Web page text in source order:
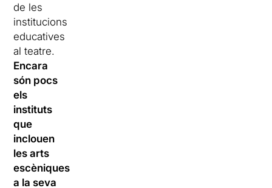
de les
institucions
educatives
al teatre.
Encara
són pocs
els
instituts
que
inclouen
les arts
escèniques
a la seva